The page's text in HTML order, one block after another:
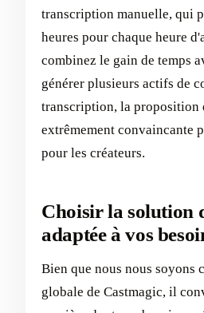
transcription manuelle, qui
heures pour chaque heure
combinez le gain de temps
générer plusieurs actifs de
transcription, la proposition
extrêmement convaincante
pour les créateurs.
Choisir la solution
adaptée à vos
Bien que nous nous soyons
globale de Castmagic, il